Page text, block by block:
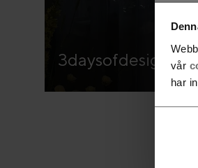
vår
har
3daysofdesign –